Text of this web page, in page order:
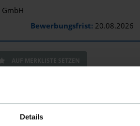
Details
Bewerbungsfrist: 20.08.2026
AUF MERKLISTE SETZEN
Olgastraße